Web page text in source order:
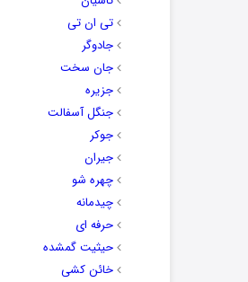
تی ان تی
جادوگر
جان سخت
جزیره
جنگل آسفالت
جوکر
جیران
چهره شو
چیدمانه
حرفه ای
حیثیت گمشده
خائن کشی